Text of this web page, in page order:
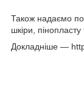
Також надаємо
шкіри, пінопласту
Докладніше —